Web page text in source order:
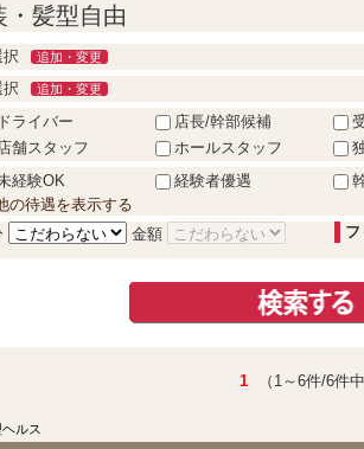
髪型自由
択 追加・変更
択 追加・変更
ドライバー 店長/幹部候補
舗スタッフ
ホールスタッフ
経験OK 経験者優遇
の待遇を表示する
金額 フ
1 （1～6件/6件中
ルス